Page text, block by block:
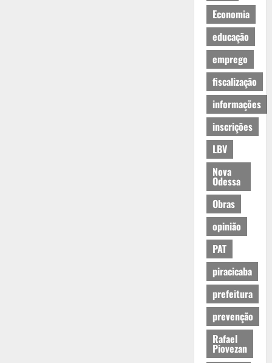
Economia
educação
emprego
fiscalização
informações
inscrições
LBV
Nova
Odessa
Obras
opinião
PAT
piracicaba
prefeitura
prevenção
Rafael
Piovezan